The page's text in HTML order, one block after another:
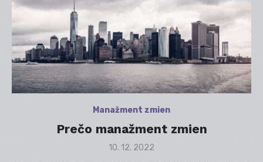
Manažment zmien
Prečo manažment zmien
Posted
10. 12. 2022